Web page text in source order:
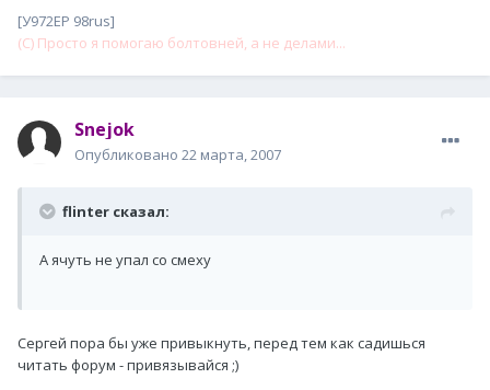
[У972ЕР 98rus]
(С) Просто я помогаю болтовней, а не делами...
Snejok
Опубликовано 22 марта, 2007
flinter сказал:
А ячуть не упал со смеху
Сергей пора бы уже привыкнуть, перед тем как садишься
читать форум - привязывайся ;)